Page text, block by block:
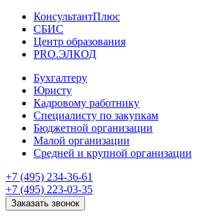
КонсультантПлюс
СБИС
Центр образования
PRO.ЭЛКОД
Бухгалтеру
Юристу
Кадровому работнику
Специалисту по закупкам
Бюджетной организации
Малой организации
Средней и крупной организации
+7 (495) 234-36-61
+7 (495) 223-03-35
Заказать звонок